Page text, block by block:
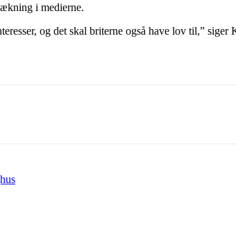
i medierne.
og det skal briterne også have lov til,”